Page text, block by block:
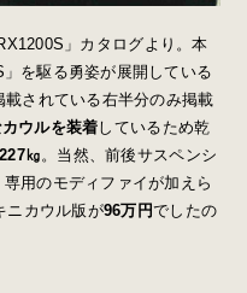
」カタログより。本
を駆る勇姿が展開している
されている右半分のみ掲載
ウルを装着しているため乾
㎏。当然、前後サスペンシ
用のモディファイが加えら
ニカウル版が96万円でしたの